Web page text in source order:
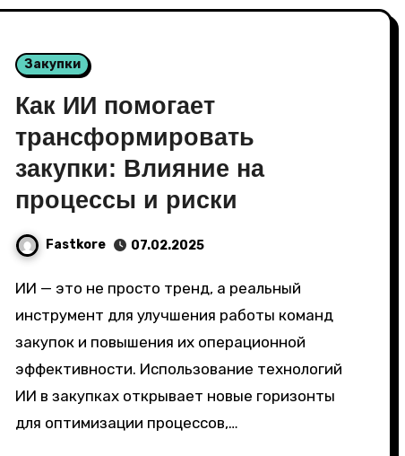
Закупки
Как ИИ помогает
трансформировать
закупки: Влияние на
процессы и риски
Fastkore 07.02.2025
ИИ — это не просто тренд, а реальный
инструмент для улучшения работы команд
закупок и повышения их операционной
эффективности. Использование технологий
ИИ в закупках открывает новые горизонты
для оптимизации процессов,…